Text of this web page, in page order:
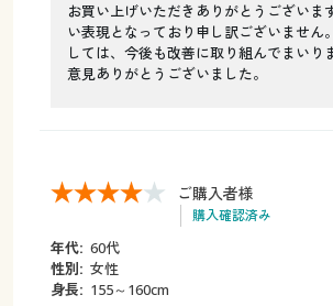
お買い上げいただきありがとうございま
い表現となっており申し訳ございません
しては、今後も改善に取り組んでまいり
意見ありがとうございました。
ご購入者様
購入確認済み
年代: 60代
性別: 女性
身長: 155～160cm